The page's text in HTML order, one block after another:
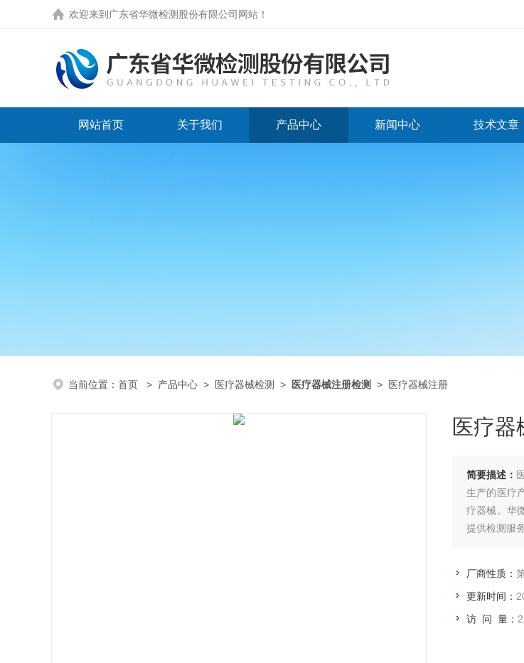
欢迎来到 广东省华微检测股份有限公司网站 ！
网站首页 关于我们 产品中心 新闻中心 技术文章
当前位置： 首页 > 产品中心 > 医疗器械检测 > 医疗器械注册检测 > 医疗器械注册
医疗器
简要描述：
生产的医疗
疗器械。华
提供检测服
厂商性质：
更新时间：
访 问 量：